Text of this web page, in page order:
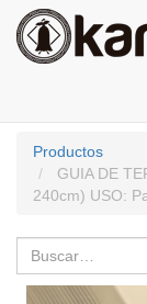
Productos
GUIA DE
240cm) USO: